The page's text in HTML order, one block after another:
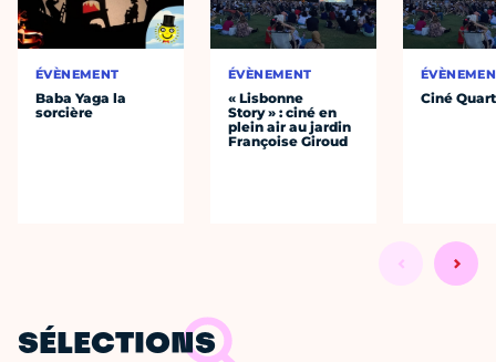
ÉVÈNEMENT
Baba Yaga la
sorcière
ÉVÈNEMENT
« Lisbonne
Story » : ciné en
plein air au jardin
Françoise Giroud
Ciné
SÉLECTIONS